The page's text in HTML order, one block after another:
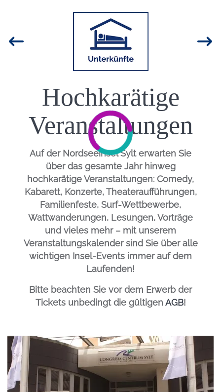
Bild
Einleitung
Hochkarätige
Veranstaltungen
Auf der Nordseeinsel Sylt erwarten Sie
über das gesamte Jahr hinweg
hochkarätige Veranstaltungen: Comedy,
Kabarett, Konzerte, Theateraufführungen,
Familienfeste, Surf-Wettbewerbe,
Wattwanderungen, Lesungen, Vorträge
und vieles mehr – mit unserem
Veranstaltungskalender sind Sie über alle
wichtigen Insel-Events immer auf dem
Laufenden!
Bitte beachten Sie vor dem Erwerb der
Tickets unbedingt die gültigen AGB!